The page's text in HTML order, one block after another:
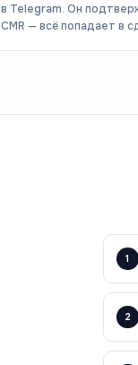
в Telegram. Он
CMR — всё попадает в
1
2